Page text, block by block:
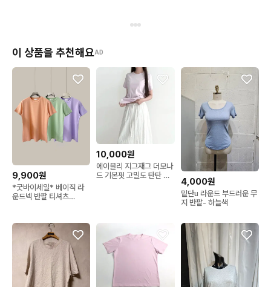
이 상품을 추천해요AD
9,900원
*굿바이세일* 베이직 라
운드넥 반팔 티셔츠
10,000원
에이블리 지그재그 더모나
드 기본핏 고밀도 탄탄 라
4,000원
밑단u 라운드 부드러운 무
지 반팔- 하늘색